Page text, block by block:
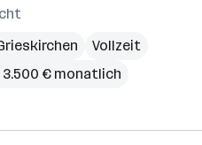
Vollzeit
3.500 € monatlich